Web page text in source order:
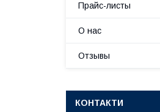
Прайс-листы
О нас
Отзывы
КОНТАКТИ